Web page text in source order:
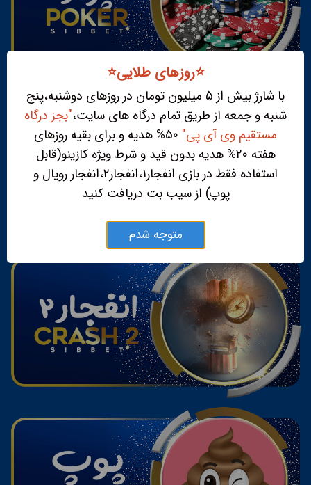
⭐️روزهای طلایی⭐️
با شارژ بیش از ۵ میلیون تومان در روزهای دوشنبه،پنج
شنبه و جمعه از طریق تمام درگاه های سایت،"بجز درگاه
مستقیم وی آی پی"
۵۰% هدیه و برای بقیه روزهای
هفته ۲۰% هدیه بدون قید و شرط ویژه کازینو(قابل
استفاده فقط در بازی انفجار۱،انفجار۲،انفجار رویال و
پوپ) از سیب بت دریافت کنید
متوجه شدم